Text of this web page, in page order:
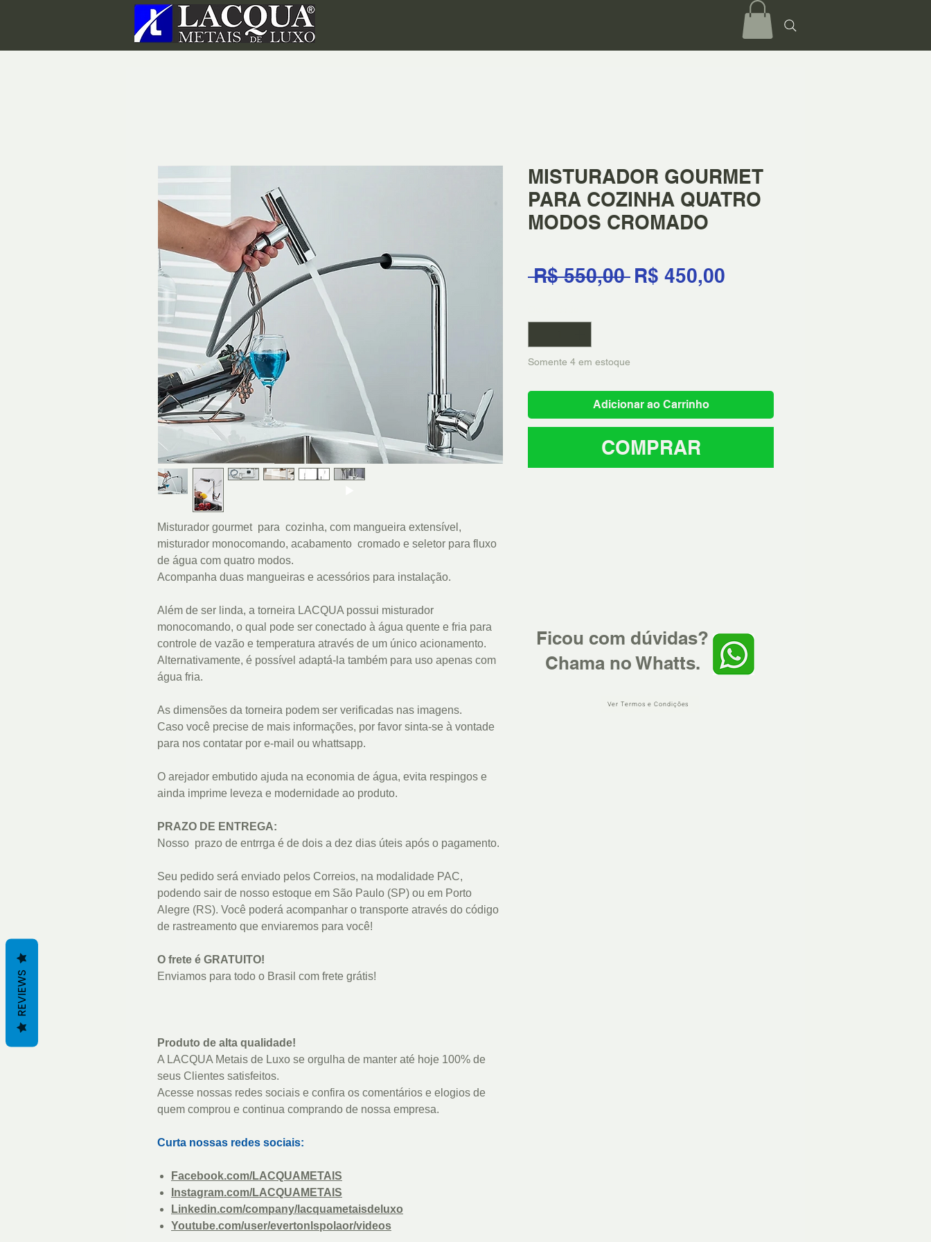
Misturador gourmet para cozinha, com mangueira extensível,
misturador monocomando, acabamento cromado e seletor para fluxo
de água com quatro modos.
Acompanha duas mangueiras e acessórios para instalação.
Além de ser linda, a torneira LACQUA possui misturador
monocomando, o qual pode ser conectado à água quente e fria para
controle de vazão e temperatura através de um único acionamento.
Alternativamente, é possível adaptá-la também para uso apenas com
água fria.
As dimensões da torneira podem ser verificadas nas imagens.
Caso você precise de mais informações, por favor sinta-se à vontade
para nos contatar por e-mail ou whattsapp.
O arejador embutido ajuda na economia de água, evita respingos e
ainda imprime leveza e modernidade ao produto.
PRAZO DE ENTREGA:
Nosso prazo de entrrga é de dois a dez dias úteis após o pagamento.
Seu pedido será enviado pelos Correios, na modalidade PAC,
podendo sair de nosso estoque em São Paulo (SP) ou em Porto
Alegre (RS). Você poderá acompanhar o transporte através do código
de rastreamento que enviaremos para você!
O frete é GRATUITO!
Enviamos para todo o Brasil com frete grátis!
Produto de alta qualidade!
A LACQUA Metais de Luxo se orgulha de manter até hoje 100% de
seus Clientes satisfeitos.
Acesse nossas redes sociais e confira os comentários e elogios de
quem comprou e continua comprando de nossa empresa.
Curta nossas redes sociais:
Facebook.com/LACQUAMETAIS
Instagram.com/LACQUAMETAIS
Linkedin.com/company/lacquametaisdeluxo
Youtube.com/user/evertonlspolaor/videos
MISTURADOR GOURMET
PARA COZINHA QUATRO
MODOS CROMADO
R$ 550,00 Preço
R$ 450,00
Somente 4 em estoque
Adicionar ao Carrinho
COMPRAR
Ficou com dúvidas?
Chama no Whatts.
Ver Termos e Condições
REVIEWS